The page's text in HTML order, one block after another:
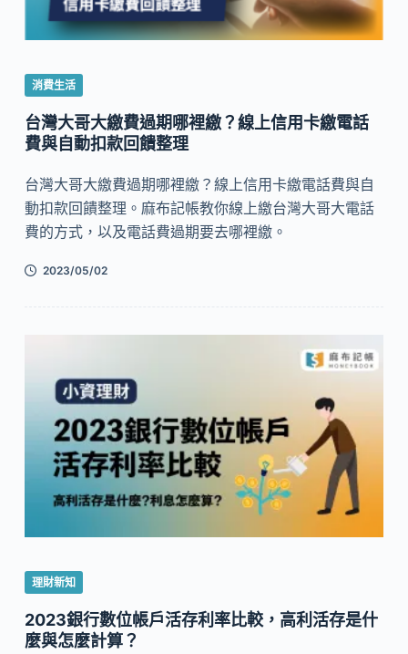
消費生活
台灣大哥大繳費過期哪裡繳？線上信用卡繳電話
費與自動扣款回饋整理
台灣大哥大繳費過期哪裡繳？線上信用卡繳電話費與自
動扣款回饋整理。麻布記帳教你線上繳台灣大哥大電話
費的方式，以及電話費過期要去哪裡繳。
2023/05/02
理財新知
2023銀行數位帳戶活存利率比較，高利活存是什
麼與怎麼計算？